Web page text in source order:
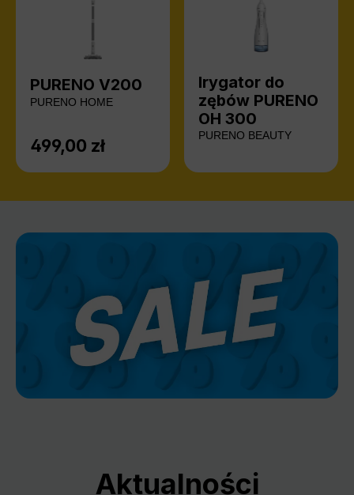
PURENO V200
PURENO HOME
Cena regularna:
499,00 zł
Irygator do
zębów PURENO
OH 300
PURENO BEAUTY
Aktualności